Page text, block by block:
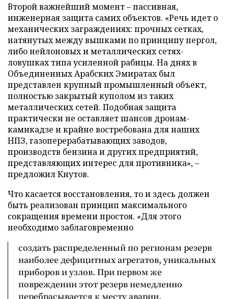
Второй важнейший момент – пассивная,
инженерная защита самих объектов. «Речь идет о
механических заграждениях: прочных сетках,
натянутых между вышками по принципу пергол,
либо нейлоновых и металлических сетях-
ловушках типа усиленной рабицы. На днях в
Объединенных Арабских Эмиратах был
представлен крупный промышленный объект,
полностью закрытый куполом из таких
металлических сетей. Подобная защита
практически не оставляет шансов дронам-
камикадзе и крайне востребована для наших
НПЗ, газоперерабатывающих заводов,
производств бензина и других предприятий,
представляющих интерес для противника», –
предложил Кнутов.
Что касается восстановления, то и здесь должен
быть реализован принцип максимального
сокращения времени простоя. «Для этого
необходимо заблаговременно
создать распределенный по регионам резерв
наиболее дефицитных агрегатов, уникальных
приборов и узлов. При первом же
повреждении этот резерв немедленно
перебрасывается к месту аварии,